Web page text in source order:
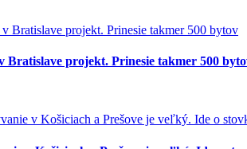
Bratislave projekt. Prinesie takmer 500